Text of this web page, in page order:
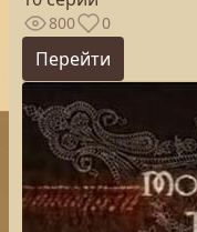
800 0
Перейти